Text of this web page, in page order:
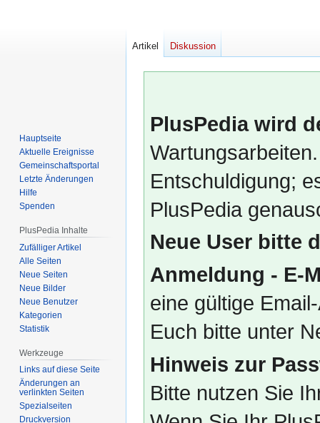
PlusPedia wird
Entschuldigung;
PlusPedia
Neue User bitte
Anmeldung - E-
eine gültige
Euch bitte unter
Hinweis zur
Bitte nutzen Sie
Artikel Diskussion
Hauptseite
Aktuelle Ereignisse
Gemeinschafts­portal
Letzte Änderungen
Hilfe
Spenden
PlusPedia Inhalte
Zufälliger Artikel
Alle Seiten
Neue Seiten
Neue Bilder
Neue Benutzer
Kategorien
Statistik
Werkzeuge
Links auf diese Seite
Änderungen an
verlinkten Seiten
Spezialseiten
Druckversion